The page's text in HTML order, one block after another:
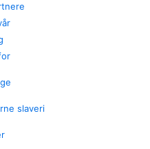
slaveri